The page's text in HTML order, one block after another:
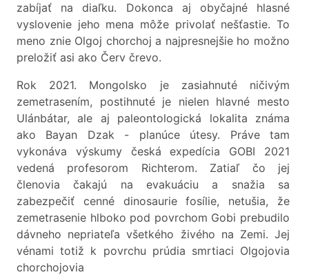
zabíjať na diaľku. Dokonca aj obyčajné hlasné
vyslovenie jeho mena môže privolať nešťastie. To
meno znie Olgoj chorchoj a najpresnejšie ho možno
preložiť asi ako Červ črevo.
Rok 2021. Mongolsko je zasiahnuté ničivým
zemetrasením, postihnuté je nielen hlavné mesto
Ulánbátar, ale aj paleontologická lokalita známa
ako Bayan Dzak - planúce útesy. Práve tam
vykonáva výskumy česká expedícia GOBI 2021
vedená profesorom Richterom. Zatiaľ čo jej
členovia čakajú na evakuáciu a snažia sa
zabezpečiť cenné dinosaurie fosílie, netušia, že
zemetrasenie hlboko pod povrchom Gobi prebudilo
dávneho nepriateľa všetkého živého na Zemi. Jej
vénami totiž k povrchu prúdia smrtiaci Olgojovia
chorchojovia